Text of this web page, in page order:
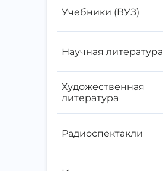
Учебники (ВУЗ)
Научная литература
Художественная
литература
Радиоспектакли